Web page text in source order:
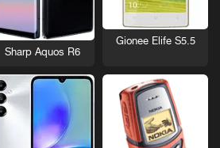
Gionee Elife S5.5
Sharp Aquos R6